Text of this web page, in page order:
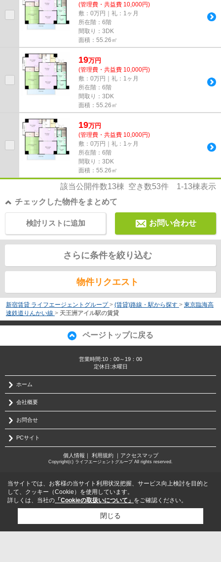
(管理費・共益費 10,000円)
敷：0万円｜礼：1ヶ月
所在階：6階
間取り：3DK
面積：55.26㎡
19万円
(管理費・共益費 10,000円)
敷：0万円｜礼：1ヶ月
所在階：6階
間取り：3DK
面積：55.26㎡
19万円
(管理費・共益費 10,000円)
敷：0万円｜礼：1ヶ月
所在階：6階
間取り：3DK
面積：55.26㎡
該当公開件数13棟 空き数53件 1-13棟表示
チェックした物件をまとめて
お問い合わせ
検討リストに追加
さらに条件を絞り込む
物件リクエスト
新宿賃貸 ライフエージェントグループ > (賃貸)路線・駅から探す > 東京臨海高
速鉄道りんかい線 > 天王洲アイル駅の賃貸
ページトップに戻る
営業時間:10：00～19：00
定休日:水曜日
ホーム
会社概要
お問合せ
PCサイト
個人情報 ｜ 利用規約｜ アクセスマップ
Copyright(c) ライフエージェントグループ All rights reserved.
当サイトでは、お客様の当サイト利用状況把握、サービス向上検討を目的と
して、クッキー（Cookie）を使用しています。
詳しくは、当社の 「Cookieの取扱いについて」 をご確認ください。
閉じる